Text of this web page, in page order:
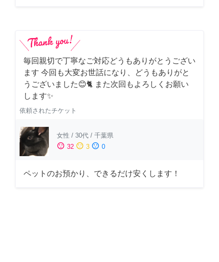
毎回親切で丁寧なご対応どうもありがとうござい
ます 今回も大変お世話になり、どうもありがと
うございました😊🐈 また次回もよろしくお願い
します✨
依頼されたチケット
女性 / 30代 / 千葉県
sentiment_satisfied 32 sentiment_neutral 3 sentiment_dissatisfied 0
ペットのお預かり、できるだけ安くします！